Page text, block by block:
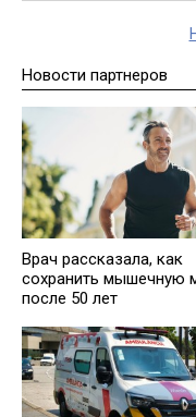
Новости партнеров
Врач рассказала, как
сохранить мышечную
после 50 лет